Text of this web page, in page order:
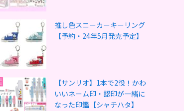
推し色スニーカーキーリング
【予約・24年5月発売予定】
【サンリオ】1本で2役！かわ
いいネーム印・認印が一緒に
なった印鑑【シャチハタ】